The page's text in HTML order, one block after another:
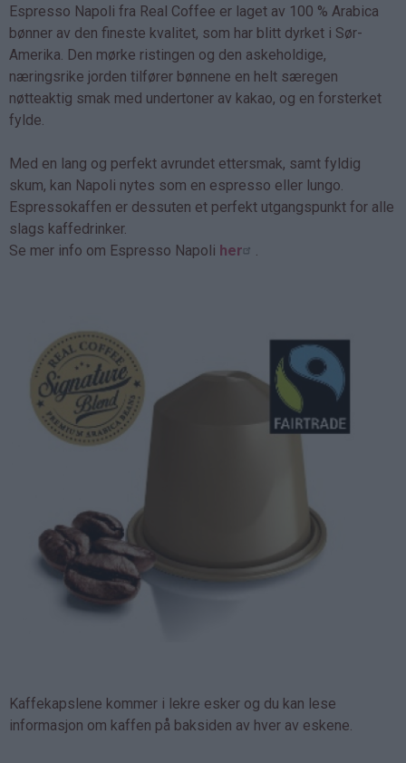
Espresso Napoli fra Real Coffee er laget av 100 % Arabica
bønner av den fineste kvalitet, som har blitt dyrket i Sør-
Amerika. Den mørke ristingen og den askeholdige,
næringsrike jorden tilfører bønnene en helt særegen
nøtteaktig smak med undertoner av kakao, og en forsterket
fylde.
Med en lang og perfekt avrundet ettersmak, samt fyldig
skum, kan Napoli nytes som en espresso eller lungo.
Espressokaffen er dessuten et perfekt utgangspunkt for alle
slags kaffedrinker.
Se mer info om Espresso Napoli her .
Kaffekapslene kommer i lekre esker og du kan lese
informasjon om kaffen på baksiden av hver av eskene.